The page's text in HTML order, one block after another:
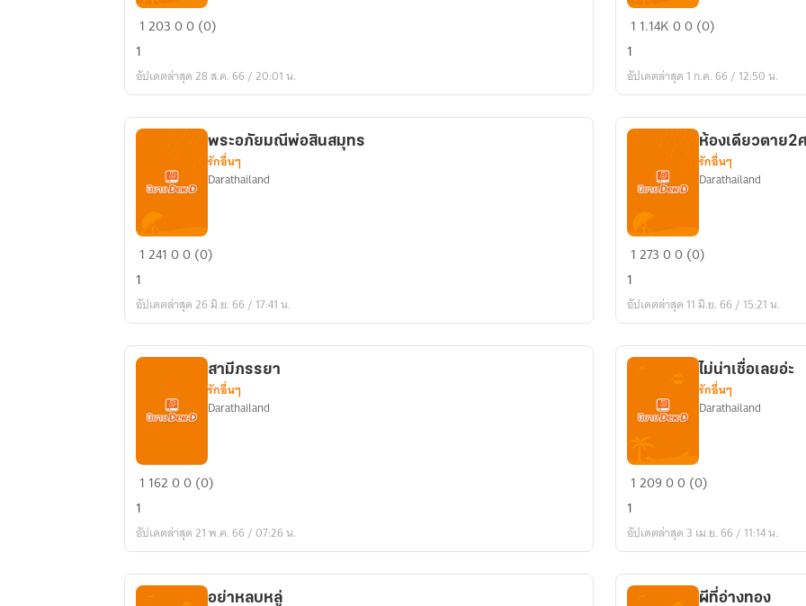
ลังกา
120300 (0)
1
อัปเดตล่าสุด 28 ส.ค. 66 / 20:01 น.
เลือด
1 1.14K00 (0)
1
อัปเดตล่าสุด 1 ก.ค. 66 / 12:50 น.
พระ
มณี
พ่อ
สมุทร
พระอภัยมณีพ่อสินสมุทร
รักอื่นๆ
Darathailand
124100 (0)
1
อัปเดตล่าสุด 26 มิ.ย. 66 / 17:41 น.
ห้อง
ตาย2ศพ
ห้องเดียวตาย2
รักอื่นๆ
Darathailand
127300 (0)
1
อัปเดตล่าสุด 11 มิ.ย. 66 / 15:21 น.
สามี
สามีภรรยา
รักอื่นๆ
Darathailand
1 16200 (0)
1
อัปเดตล่าสุด 21 พ.ค. 66 / 07:26 น.
ไม่
เชื่อ
เลย
ไม่น่าเชื่อเลยอ่ะ
รักอื่นๆ
Darathailand
120900 (0)
1
อัปเดตล่าสุด 3 เม.ย. 66 / 11:14 น.
อย่าหลบหลู่ ผีที่อ่างทอง